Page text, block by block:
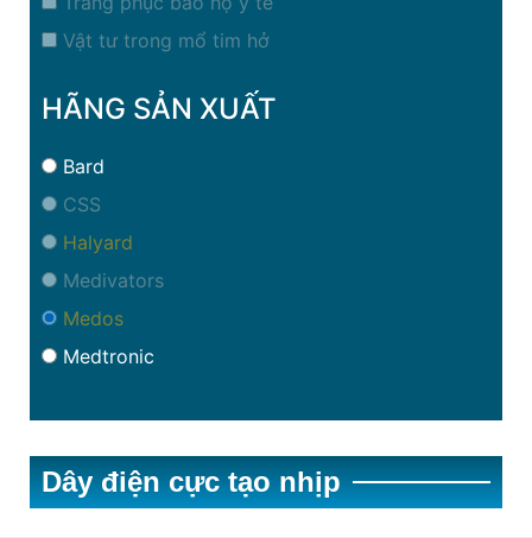
Vật tư trong mổ tim hở
HÃNG SẢN XUẤT
Bard
CSS
Halyard
Medivators
Medos
Medtronic
Dây điện cực tạo nhịp